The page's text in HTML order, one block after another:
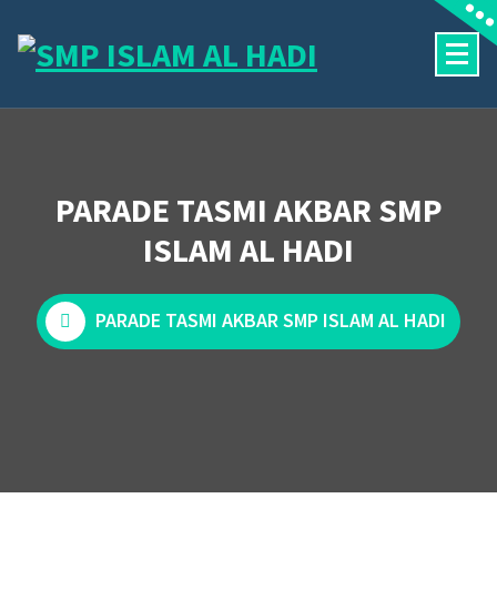
content
PARADE TASMI AKBAR SMP
ISLAM AL HADI
PARADE TASMI AKBAR SMP ISLAM AL HADI